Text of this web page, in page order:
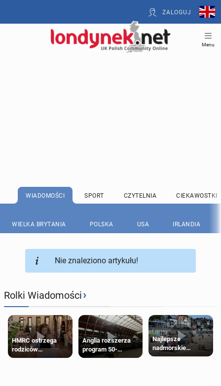
ZALOGUJ
Menu
WIADOMOŚCI SPORT CZYTELNIA CIEKAWOSTKI
WIELKA BRYTANIA POLSKA USA IRLANDIA
Nie znaleziono artykułu!
Rolki Wiadomości›
HMRC ostrzega
rodziców
pobierających Child
Anglia rozszerza
program 50-
procentowych
Najlepsze
nadmorskie
miasteczko blisko